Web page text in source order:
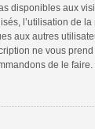
disponibles aux
l’utilisation de
aux autres
ne vous
de le faire.